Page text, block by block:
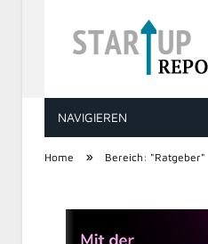
STARTUP
NAVIGIEREN
Home » Bereich: "Ratgeber"